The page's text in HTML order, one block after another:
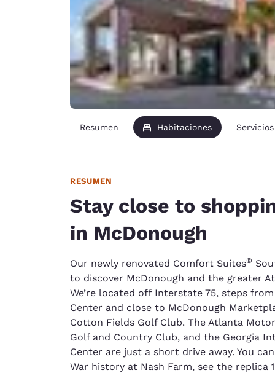
United
English
Asia-Pacífico
Australia
English
Resumen Habitaciones Servicios
RESUMEN
Stay close to
in McDonough
Our newly renovated Comfort Suites®
to discover McDonough and the greater
We’re located off Interstate 75, steps
Center and close to McDonough
Cotton Fields Golf Club. The Atlanta
Golf and Country Club, and the Georgia
Center are just a short drive away. You
War history at Nash Farm, see the replica